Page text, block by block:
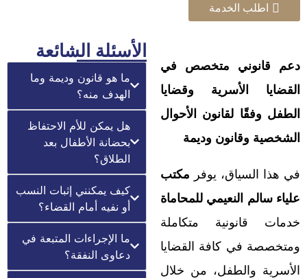
اطلب الخدمة
دعم قانوني متخصص في
القضايا الأسرية وقضايا
الطفل وفقًا لقانون الأحوال
الشخصية وقانون وديمة
في هذا السياق، يوفر مكتب
علياء سالم النعيمي للمحاماة
خدمات قانونية متكاملة
ومتخصصة في كافة القضايا
الأسرية والطفل، من خلال
الأسئلة الشائعة
ما هو قانون وديمة وما
الهدف منه؟
هل يمكن للأم الاحتفاظ
بحضانة الأطفال بعد
الطلاق؟
كيف يمكنني إثبات النسب
أو نفيه أمام القضاء؟
ما الإجراءات المتبعة في
دعاوى النفقة؟